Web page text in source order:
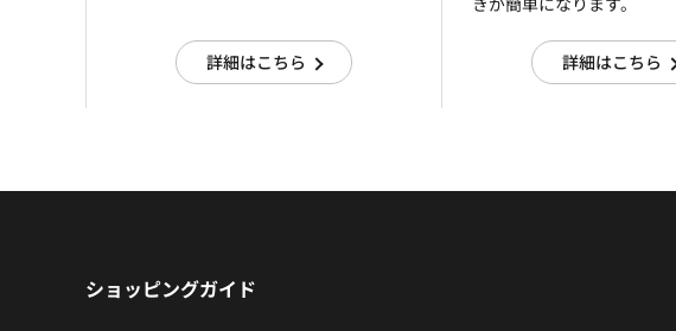
詳細はこちら 詳細はこちら
ショッピングガイド